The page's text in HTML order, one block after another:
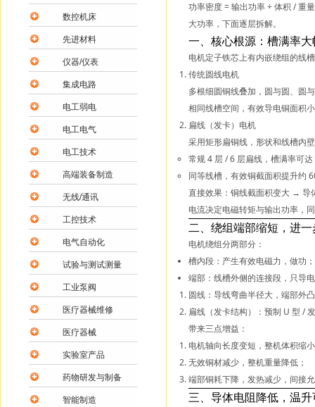
功率密度 = 输出功率 ÷ 体积 / 重
大功率，下面逐层拆解。
一、核心根源：槽满率
电机定子铁芯上有内嵌绕组的线槽
传统圆线电机
多根细圆铜线叠加，圆与圆、圆
相同线槽空间，有效导电铜面积
扁线（发卡）电机
采用矩形扁铜线 ，形状和线槽内
常规 4 层 / 6 层扁线，槽满率可达
同等线槽， 有效铜截面积提升约
直接效果：铜线截面积变大 → 导
电流决定电磁转矩与输出功率，
二、绕组端部缩短，进
电机绕组分两部分：
槽内段：产生有效电磁力，做功；
端部 ：线槽外侧的连接段，只导
圆线：导线弯曲半径大，端部外
扁线（发卡结构）：预制 U 型 /
带来三点增益：
电机轴向长度变短 ，整机体积缩
无效铜材减少，整机重量降低；
端部铜耗下降，发热减少，间接
三、导体电阻降低，温
数控机床
先进材料
仪器/仪表
集成电路
电工弱电
电工电气
电工技术
高端装备制造
无线/通讯
工控技术
电气自动化
试验与测试测量
工业泵阀
医疗器械维修
医疗器械
实验室产品
药物研发与制备
智能制造